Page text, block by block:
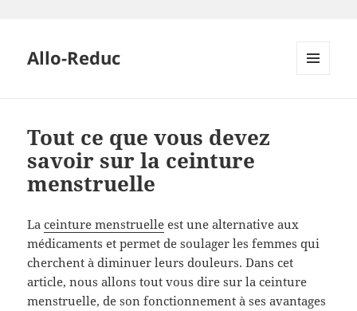
Allo-Reduc
Tout ce que vous devez
savoir sur la ceinture
menstruelle
Laceinture menstruelle est une alternative aux
médicaments et permet de soulager les femmes qui
cherchent à diminuer leurs douleurs. Dans cet
article, nous allons tout vous dire sur la ceinture
menstruelle, de son fonctionnement à ses avantages